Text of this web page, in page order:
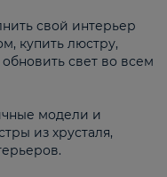
свой интерьер
купить люстру,
свет во всем
модели и
из хрусталя,